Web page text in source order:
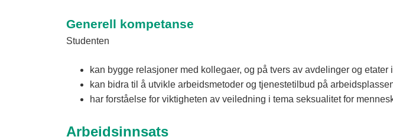
Generell kompetanse
Studenten
kan bygge relasjoner med kollegaer, og på tvers av avdelinger og
kan bidra til å utvikle arbeidsmetoder og tjenestetilbud på
har forståelse for viktigheten av veiledning i tema seksualitet for
Arbeidsinnsats